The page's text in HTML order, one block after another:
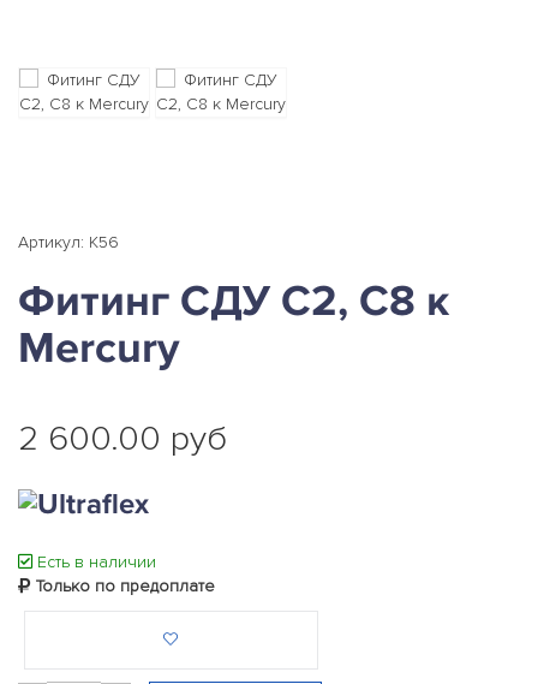
Артикул: K56
Фитинг СДУ С2, C8 к
Mercury
2 600.00 руб
Есть в наличии
Только по предоплате